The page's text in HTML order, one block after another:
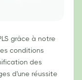
grâce à notre
conditions
des
d'une réussite